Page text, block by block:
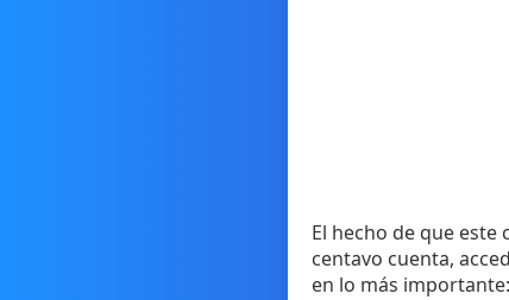
El hecho de que
centavo cuenta,
en lo más